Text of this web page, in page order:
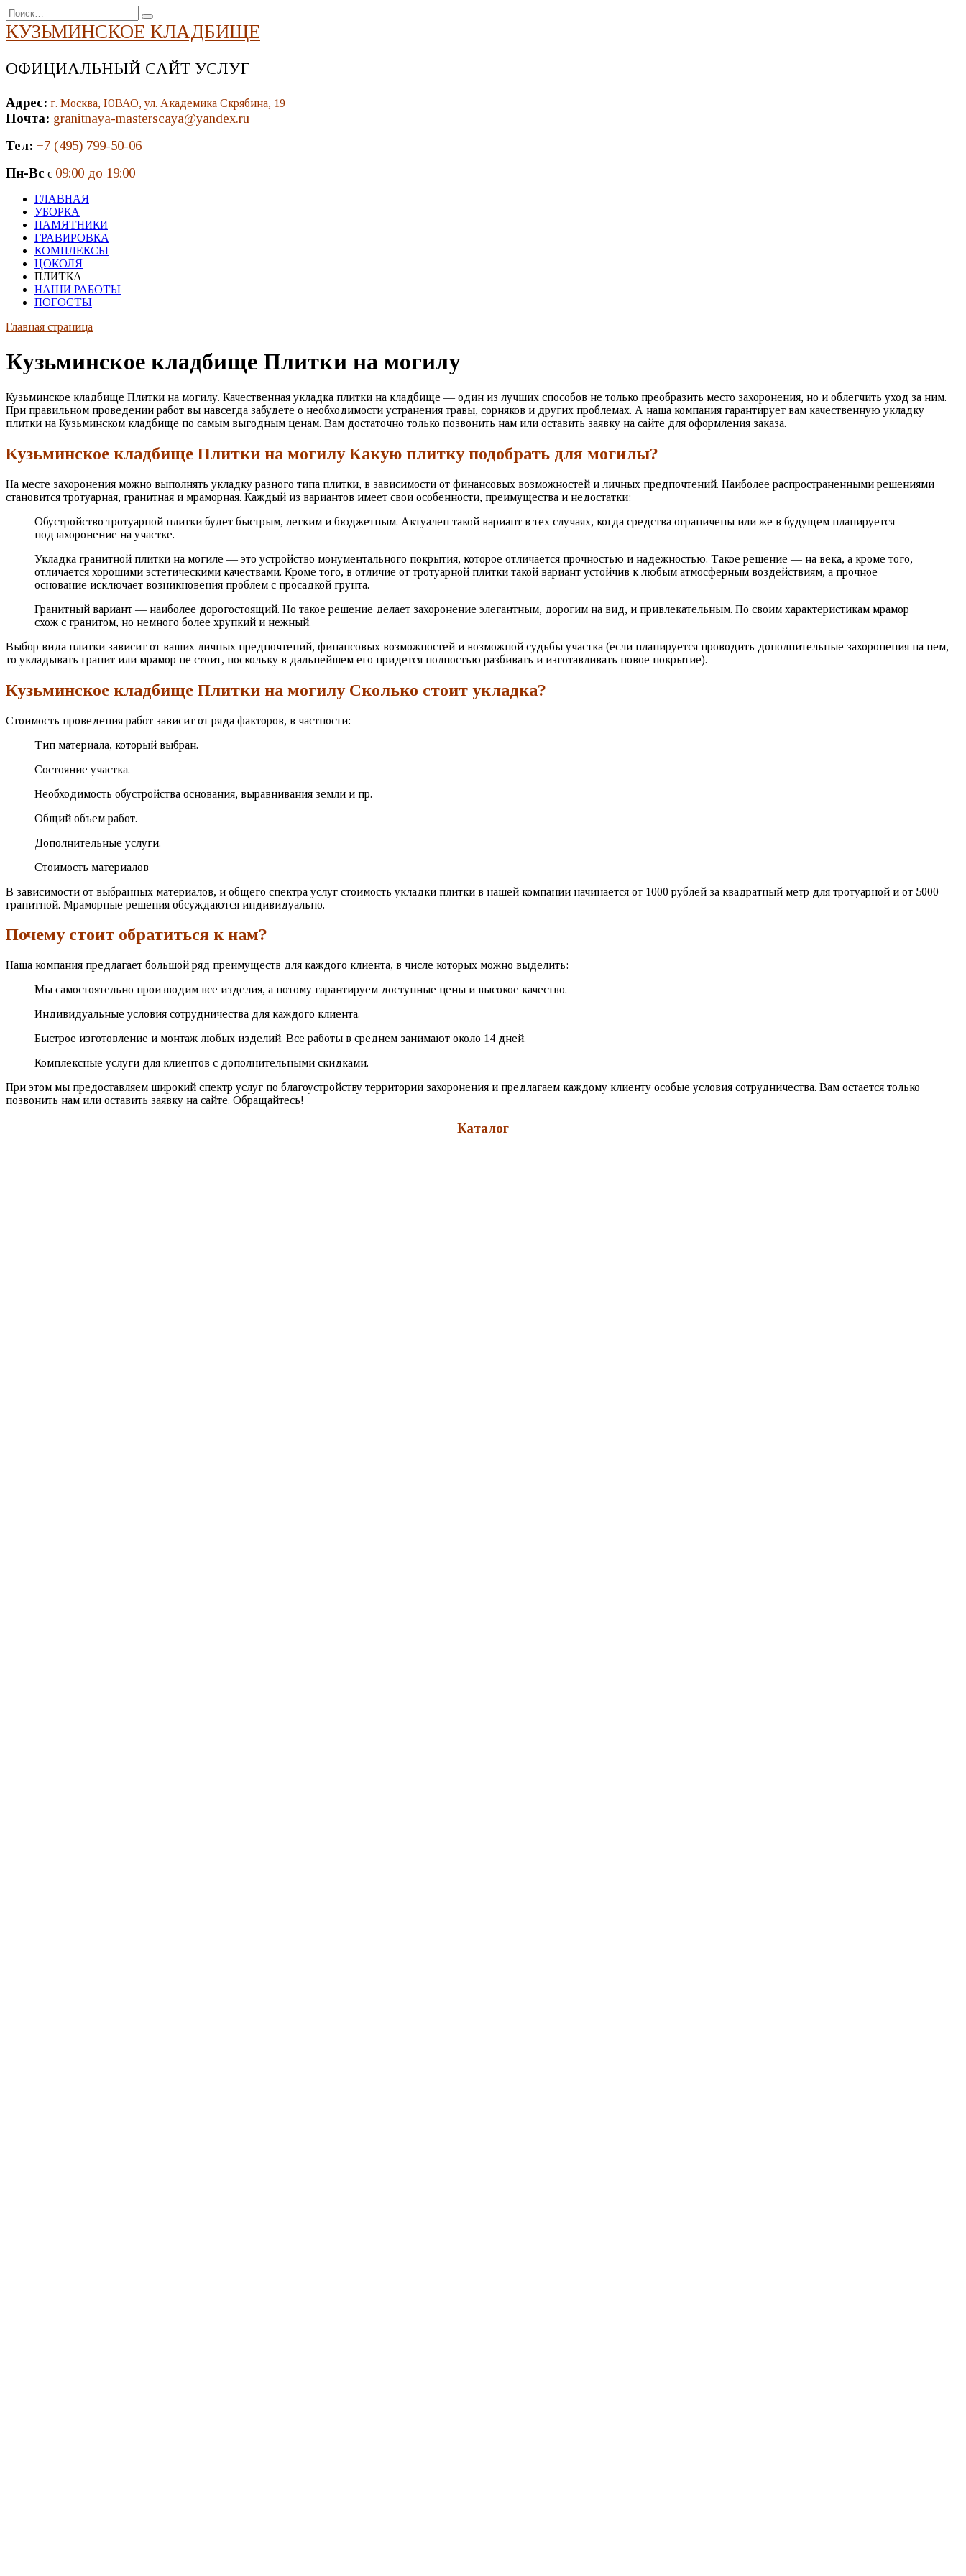
Перейти
к
содержанию
Search
for:
КУЗЬМИНСКОЕ КЛАДБИЩЕ
ОФИЦИАЛЬНЫЙ САЙТ УСЛУГ
Адрес: г. Москва, ЮВАО, ул. Академика Скрябина, 19
Почта: granitnaya-masterscaya@yandex.ru
Тел: +7 (495) 799-50-06
Пн-Вс с 09:00 до 19:00
ГЛАВНАЯ
УБОРКА
ПАМЯТНИКИ
ГРАВИРОВКА
КОМПЛЕКСЫ
ЦОКОЛЯ
ПЛИТКА
НАШИ РАБОТЫ
ПОГОСТЫ
Главная страница
Кузьминское кладбище Плитки на могилу
Кузьминское кладбище Плитки на могилу. Качественная укладка плитки на кладбище — один из лучших способов не только преобразить место захоронения, но и облегчить уход за ним.
При правильном проведении работ вы навсегда забудете о необходимости устранения травы, сорняков и других проблемах. А наша компания гарантирует вам качественную укладку
плитки на Кузьминском кладбище по самым выгодным ценам. Вам достаточно только позвонить нам или оставить заявку на сайте для оформления заказа.
Кузьминское кладбище Плитки на могилу Какую плитку подобрать для могилы?
На месте захоронения можно выполнять укладку разного типа плитки, в зависимости от финансовых возможностей и личных предпочтений. Наиболее распространенными решениями
становится тротуарная, гранитная и мраморная. Каждый из вариантов имеет свои особенности, преимущества и недостатки:
Обустройство тротуарной плитки будет быстрым, легким и бюджетным. Актуален такой вариант в тех случаях, когда средства ограничены или же в будущем планируется
подзахоронение на участке.
Укладка гранитной плитки на могиле — это устройство монументального покрытия, которое отличается прочностью и надежностью. Такое решение — на века, а кроме того,
отличается хорошими эстетическими качествами. Кроме того, в отличие от тротуарной плитки такой вариант устойчив к любым атмосферным воздействиям, а прочное
основание исключает возникновения проблем с просадкой грунта.
Гранитный вариант — наиболее дорогостоящий. Но такое решение делает захоронение элегантным, дорогим на вид, и привлекательным. По своим характеристикам мрамор
схож с гранитом, но немного более хрупкий и нежный.
Выбор вида плитки зависит от ваших личных предпочтений, финансовых возможностей и возможной судьбы участка (если планируется проводить дополнительные захоронения на нем,
то укладывать гранит или мрамор не стоит, поскольку в дальнейшем его придется полностью разбивать и изготавливать новое покрытие).
Кузьминское кладбище Плитки на могилу Сколько стоит укладка?
Стоимость проведения работ зависит от ряда факторов, в частности:
Тип материала, который выбран.
Состояние участка.
Необходимость обустройства основания, выравнивания земли и пр.
Общий объем работ.
Дополнительные услуги.
Стоимость материалов
В зависимости от выбранных материалов, и общего спектра услуг стоимость укладки плитки в нашей компании начинается от 1000 рублей за квадратный метр для тротуарной и от 5000
гранитной. Мраморные решения обсуждаются индивидуально.
Почему стоит обратиться к нам?
Наша компания предлагает большой ряд преимуществ для каждого клиента, в числе которых можно выделить:
Мы самостоятельно производим все изделия, а потому гарантируем доступные цены и высокое качество.
Индивидуальные условия сотрудничества для каждого клиента.
Быстрое изготовление и монтаж любых изделий. Все работы в среднем занимают около 14 дней.
Комплексные услуги для клиентов с дополнительными скидками.
При этом мы предоставляем широкий спектр услуг по благоустройству территории захоронения и предлагаем каждому клиенту особые условия сотрудничества. Вам остается только
позвонить нам или оставить заявку на сайте. Обращайтесь!
Каталог